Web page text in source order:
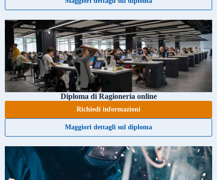
Diploma di Ragioneria online
Richiedi informazioni
Maggiori dettagli sul diploma